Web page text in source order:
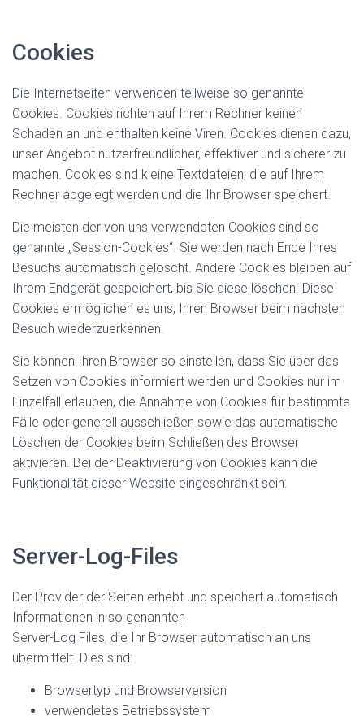
Cookies
Die Internetseiten verwenden teilweise so genannte
Cookies. Cookies richten auf Ihrem Rechner keinen
Schaden an und enthalten keine Viren. Cookies dienen dazu,
unser Angebot nutzerfreundlicher, effektiver und sicherer zu
machen. Cookies sind kleine Textdateien, die auf Ihrem
Rechner abgelegt werden und die Ihr Browser speichert.
Die meisten der von uns verwendeten Cookies sind so
genannte „Session-Cookies“. Sie werden nach Ende Ihres
Besuchs automatisch gelöscht. Andere Cookies bleiben auf
Ihrem Endgerät gespeichert, bis Sie diese löschen. Diese
Cookies ermöglichen es uns, Ihren Browser beim nächsten
Besuch wiederzuerkennen.
Sie können Ihren Browser so einstellen, dass Sie über das
Setzen von Cookies informiert werden und Cookies nur im
Einzelfall erlauben, die Annahme von Cookies für bestimmte
Fälle oder generell ausschließen sowie das automatische
Löschen der Cookies beim Schließen des Browser
aktivieren. Bei der Deaktivierung von Cookies kann die
Funktionalität dieser Website eingeschränkt sein.
Server-Log-Files
Der Provider der Seiten erhebt und speichert automatisch
Informationen in so genannten
Server-Log Files, die Ihr Browser automatisch an uns
übermittelt. Dies sind:
Browsertyp und Browserversion
verwendetes Betriebssystem